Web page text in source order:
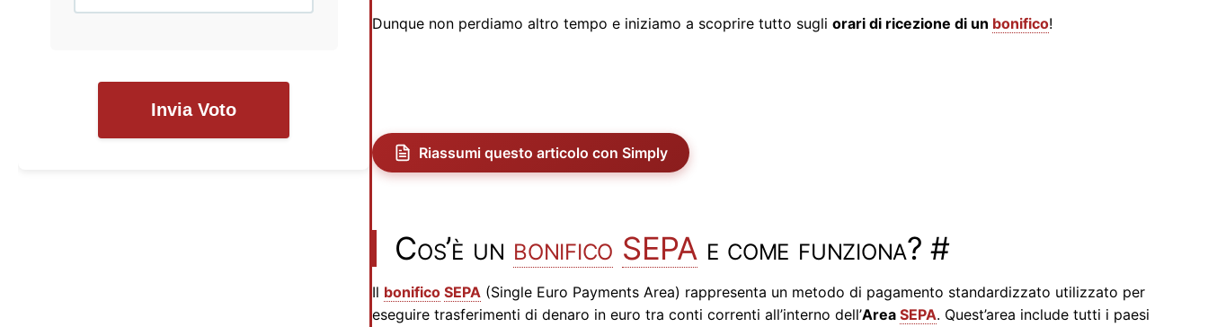
Invia Voto
Dunque non perdiamo altro tempo e iniziamo a scoprire tutto sugliorari di ricezione di un bonifico!
Riassumi questo articolo con Simply
Cos’è un bonifico SEPA e come funziona? #
Il bonifico SEPA (Single Euro Payments Area) rappresenta un metodo di pagamento standardizzato utilizzato per
eseguire trasferimenti di denaro in euro tra conti correnti all’interno dell’AreaSEPA. Quest’area include tutti i paesi